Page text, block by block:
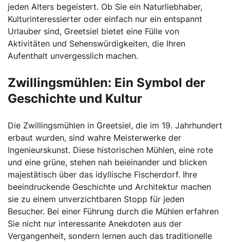
jeden Alters begeistert. Ob Sie ein Naturliebhaber,
Kulturinteressierter oder einfach nur ein entspannt
Urlauber sind, Greetsiel bietet eine Fülle von
Aktivitäten und Sehenswürdigkeiten, die Ihren
Aufenthalt unvergesslich machen.
Zwillingsmühlen: Ein Symbol der
Geschichte und Kultur
Die Zwillingsmühlen in Greetsiel, die im 19. Jahrhundert
erbaut wurden, sind wahre Meisterwerke der
Ingenieurskunst. Diese historischen Mühlen, eine rote
und eine grüne, stehen nah beieinander und blicken
majestätisch über das idyllische Fischerdorf. Ihre
beeindruckende Geschichte und Architektur machen
sie zu einem unverzichtbaren Stopp für jeden
Besucher. Bei einer Führung durch die Mühlen erfahren
Sie nicht nur interessante Anekdoten aus der
Vergangenheit, sondern lernen auch das traditionelle